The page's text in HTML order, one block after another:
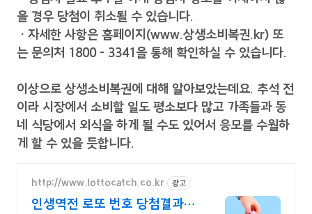
을 경우 당첨이 취소될 수 있습니다.
ㆍ자세한 사항은 홈페이지(www.상생소비복권.kr) 또
는 문의처 1800 - 3341을 통해 확인하실 수 있습니다.
이상으로 상생소비복권에 대해 알아보았는데요. 추석 전
이라 시장에서 소비할 일도 평소보다 많고 가족들과 동
네 식당에서 외식을 하게 될 수도 있어서 응모를 수월하
게 할 수 있을 듯합니다.
http://www.lottocatch.co.kr 광고
인생역전 로또 번호 당첨결과로